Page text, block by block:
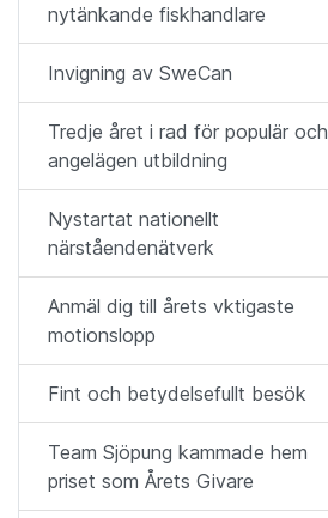
nytänkande fiskhandlare
Invigning av SweCan
Tredje året i rad för populär och
angelägen utbildning
Nystartat nationellt
närståendenätverk
Anmäl dig till årets vktigaste
motionslopp
Fint och betydelsefullt besök
Team Sjöpung kammade hem
priset som Årets Givare